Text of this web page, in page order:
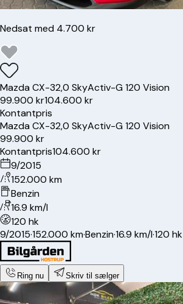
Nedsat med 4.700 kr
MazdaCX-32,0 SkyActiv-G 120 Vision
99.900 kr104.600 kr
Kontantpris
MazdaCX-32,0 SkyActiv-G 120 Vision
99.900 kr
Kontantpris104.600 kr
9/2015
152.000 km
Benzin
16.9 km/l
120 hk
9/2015·152.000 km·Benzin·16.9 km/l·120 hk
Ring nu Skriv til sælger